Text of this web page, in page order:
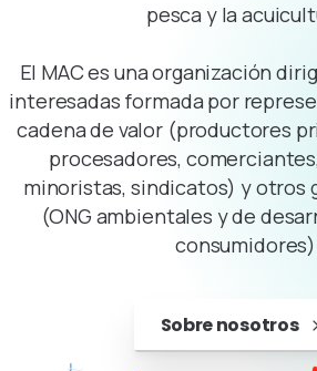
pesca y la
El MAC es una organización
interesadas formada por
cadena de valor (productores
procesadores,
minoristas, sindicatos) y otros
(ONG ambientales y de
Sobre nosotros